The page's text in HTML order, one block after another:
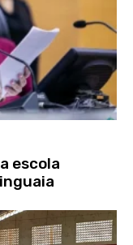
escola